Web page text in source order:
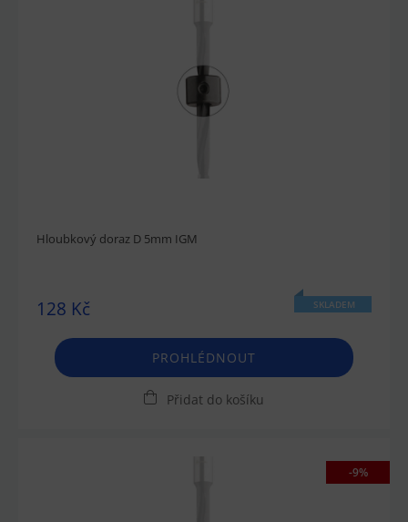
Hloubkový doraz D 5mm IGM
128 Kč SKLADEM
PROHLÉDNOUT
Přidat do košíku
-9%